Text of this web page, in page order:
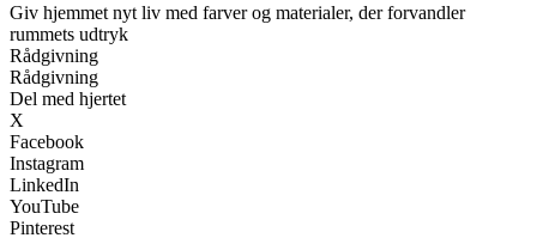
Giv hjemmet nyt liv med farver og materialer, der forvandler
rummets udtryk
Rådgivning
Rådgivning
Del med hjertet
X
Facebook
Instagram
LinkedIn
YouTube
Pinterest